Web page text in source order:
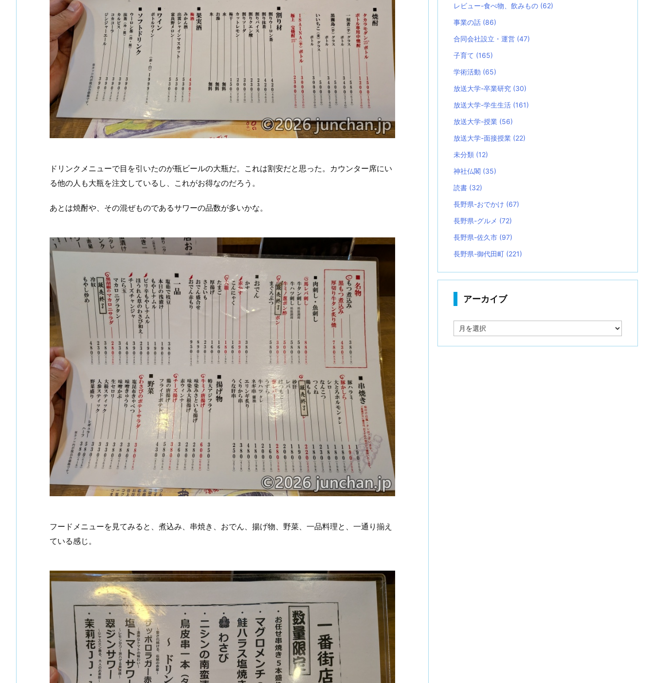
ドリンクメニューで目を引いたのが瓶ビールの大瓶だ。これは割安だと思った。カウンター席にい
る他の人も大瓶を注文しているし、これがお得なのだろう。
あとは焼酎や、その混ぜものであるサワーの品数が多いかな。
フードメニューを見てみると、煮込み、串焼き、おでん、揚げ物、野菜、一品料理と、一通り揃え
ている感じ。
レビュー-食べ物、飲みもの (62)
事業の話 (86)
合同会社設立・運営 (47)
子育て (165)
学術活動 (65)
放送大学-卒業研究 (30)
放送大学-学生生活 (161)
放送大学-授業 (56)
放送大学-面接授業 (22)
未分類 (12)
神社仏閣 (35)
読書 (32)
長野県-おでかけ (67)
長野県-グルメ (72)
長野県-佐久市 (97)
長野県-御代田町 (221)
アーカイブ
ー